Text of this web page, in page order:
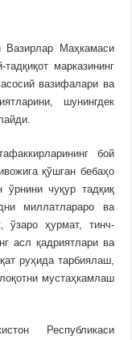
Вазирлар Маҳкамаси
марказининг
вазифалари ва
шунингдек
бой
қўшган бебаҳо
ўрнини чуқур тадқиқ
миллатлараро ва
ўзаро ҳурмат, тинч-
асл қадриятлари ва
руҳида тарбиялаш,
мустаҳкамлаш
Республикаси